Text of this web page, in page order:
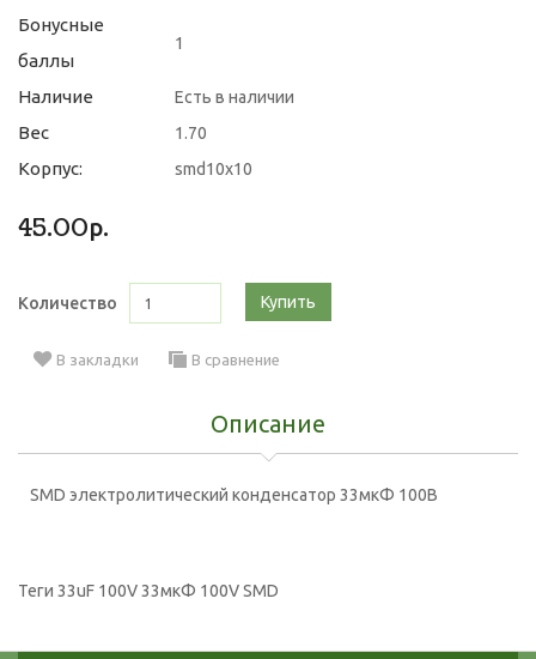
Бонусные
баллы
1
Наличие Есть в наличии
Вес 1.70
Корпус: smd10x10
45.00р.
Количество Купить
В закладки В сравнение
Описание
SMD электролитический конденсатор 33мкФ 100В
Теги 33uF 100V 33мкФ 100V SMD